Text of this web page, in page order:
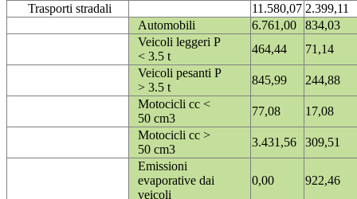
Trasporti stradali
11.580,07 2.399,11
Automobili
6.761,00
834,03
Veicoli leggeri P
< 3.5 t
464,44
71,14
Veicoli pesanti P
> 3.5 t
845,99
244,88
Motocicli cc <
50 cm3
77,08
17,08
Motocicli cc >
50 cm3
3.431,56
309,51
Emissioni
evaporative dai
veicoli
0,00 922,46